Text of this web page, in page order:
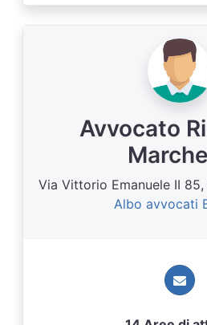
Avvocato
Via Vittorio Emanuele II 85,
Albo avvocati